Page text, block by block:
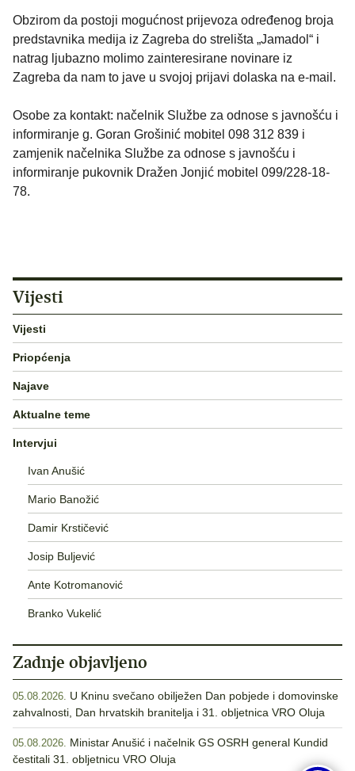
Obzirom da postoji mogućnost prijevoza određenog broja
predstavnika medija iz Zagreba do strelišta „Jamadol“ i
natrag ljubazno molimo zainteresirane novinare iz
Zagreba da nam to jave u svojoj prijavi dolaska na e-mail.
Osobe za kontakt: načelnik Službe za odnose s javnošću i
informiranje g. Goran Grošinić mobitel 098 312 839 i
zamjenik načelnika Službe za odnose s javnošću i
informiranje pukovnik Dražen Jonjić mobitel 099/228-18-
78.
Vijesti
Vijesti
Priopćenja
Najave
Aktualne teme
Intervjui
Ivan Anušić
Mario Banožić
Damir Krstičević
Josip Buljević
Ante Kotromanović
Branko Vukelić
Zadnje objavljeno
05.08.2026. U Kninu svečano obilježen Dan pobjede i domovinske
zahvalnosti, Dan hrvatskih branitelja i 31. obljetnica VRO Oluja
05.08.2026. Ministar Anušić i načelnik GS OSRH general Kundid
čestitali 31. obljetnicu VRO Oluja